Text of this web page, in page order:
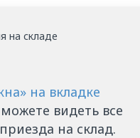
на складе
на вкладке
видеть все
на склад.